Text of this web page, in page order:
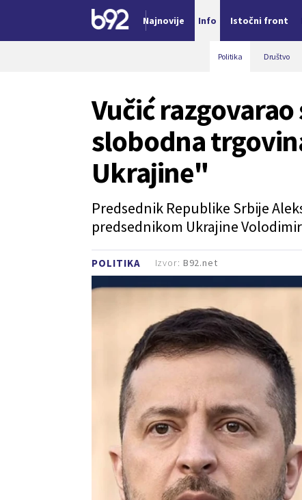
Najnovije Info Istočni front
Politika Društvo
POLITIKA
Vučić
slobodna
Ukrajine"
Predsednik Republike Srbije
predsednikom Ukrajine
Izvor: B92.net